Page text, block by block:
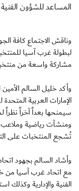
المساعد للشؤون الفنية
وناقش الاجتماع كافة
لبطولة غرب آسيا
مشاركة واسعة من
وأكد خليل السالم
الإمارات العربية
سيمنحها بعداً آخراً نظراً
ومنشآت رياضية وملاعب
تُشجع المنتخبات على
وأشاد السالم بجهود
مع اتحاد غرب آسيا من
الفنية والإدارية وكذلك